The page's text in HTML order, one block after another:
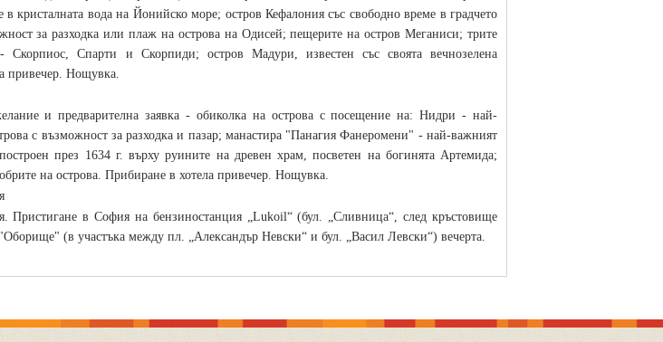
в кристалната вода на Йонийско море; остров Кефалония със свободно време в градчето
за разходка или плаж на острова на Одисей; пещерите на остров Меганиси; трите
Скорпиос, Спарти и Скорпиди; остров Мадури, известен със своята вечнозелена
привечер. Нощувка.
и предварителна заявка - обиколка на острова с посещение на: Нидри - най-
с възможност за разходка и пазар; манастира "Панагия Фанеромени" - най-важният
през 1634 г. върху руините на древен храм, посветен на богинята Артемида;
на острова. Прибиране в хотела привечер. Нощувка.
Пристигане в София на бензиностанция „Lukoil“ (бул. „Сливница“, след кръстовище
(в участъка между пл. „Александър Невски“ и бул. „Васил Левски“) вечерта.